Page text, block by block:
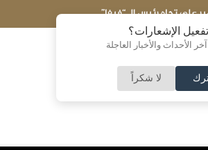
الإشعارات؟
الأحداث والأخبار العاجلة
لا شكراً
علي تجاه رئيس الـ “فيفا”